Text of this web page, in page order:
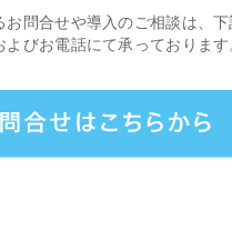
お問合せや導入のご相談は、
よびお電話にて承っております